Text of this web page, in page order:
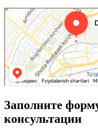
Заполните
консультации